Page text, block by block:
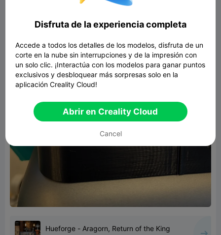
Hueforge - Aragorn, Return of the King
Disfruta de la experiencia completa
Accede a todos los detalles de los modelos, disfruta de un
corte en la nube sin interrupciones y de la impresión con
un solo clic. ¡Interactúa con los modelos para ganar puntos
exclusivos y desbloquear más sorpresas solo en la
aplicación Creality Cloud!
Abrir en Creality Cloud
Cancel